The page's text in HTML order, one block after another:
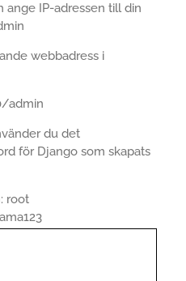
ange IP-adressen till din
webbadress i
admin
du det
för Django som skapats
root